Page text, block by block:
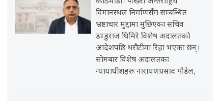
विमानस्थल निर्माणसँग सम्बन्धित
भ्रष्टाचार मुद्दामा मुछिएका सचिव
डण्डुराज घिमिरे विशेष अदालतको
आदेशपछि धरौटीमा रिहा भएका छन्।
सोमबार विशेष अदालतका
न्यायाधीशहरू नारायणप्रसाद पौडेल,